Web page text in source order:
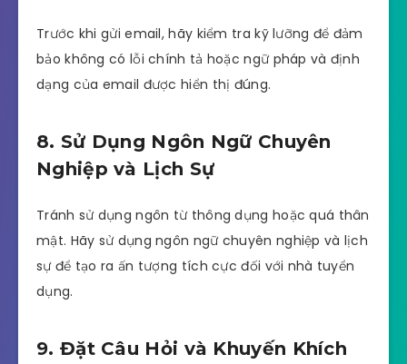
Trước khi gửi email, hãy kiểm tra kỹ lưỡng để đảm
bảo không có lỗi chính tả hoặc ngữ pháp và định
dạng của email được hiển thị đúng.
8. Sử Dụng Ngôn Ngữ Chuyên
Nghiệp và Lịch Sự
Tránh sử dụng ngôn từ thông dụng hoặc quá thân
mật. Hãy sử dụng ngôn ngữ chuyên nghiệp và lịch
sự để tạo ra ấn tượng tích cực đối với nhà tuyển
dụng.
9. Đặt Câu Hỏi và Khuyến Khích